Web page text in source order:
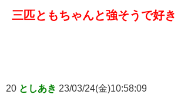
三匹ともちゃんと強そうで好き
20 としあき 23/03/24(金)10:58:09